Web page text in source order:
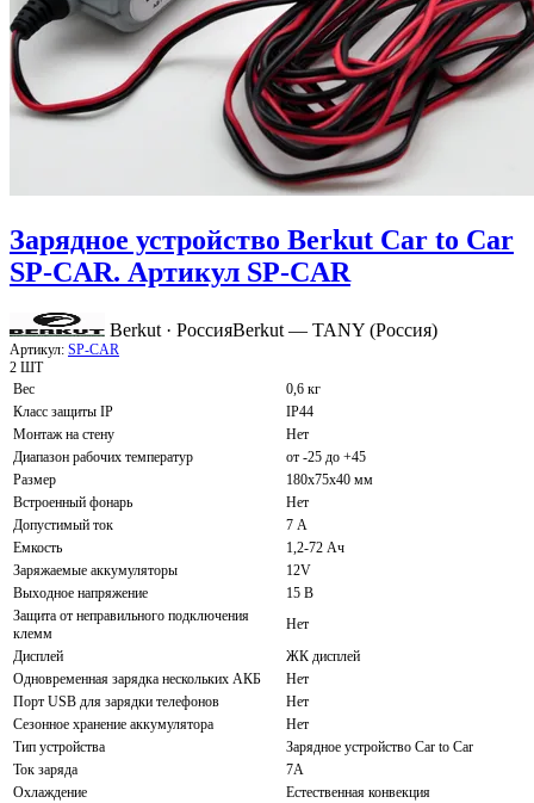
Зарядное устройство Berkut Car to Car
SP-CAR. Артикул SP-CAR
Berkut · РоссияBerkut — TANY (Россия)
Артикул: SP-CAR
2 ШТ
Вес
0,6 кг
Класс защиты IP
IP44
Монтаж на стену
Нет
Диапазон рабочих температур
от -25 до +45
Размер
180х75х40 мм
Встроенный фонарь
Нет
Допустимый ток
7 А
Емкость
1,2-72 Ач
Заряжаемые аккумуляторы
12V
Выходное напряжение
15 В
Защита от неправильного подключения
клемм
Нет
Дисплей
ЖК дисплей
Одновременная зарядка нескольких АКБ
Нет
Порт USB для зарядки телефонов
Нет
Сезонное хранение аккумулятора
Нет
Тип устройства
Зарядное устройство Car to Car
Ток заряда
7А
Охлаждение
Естественная конвекция